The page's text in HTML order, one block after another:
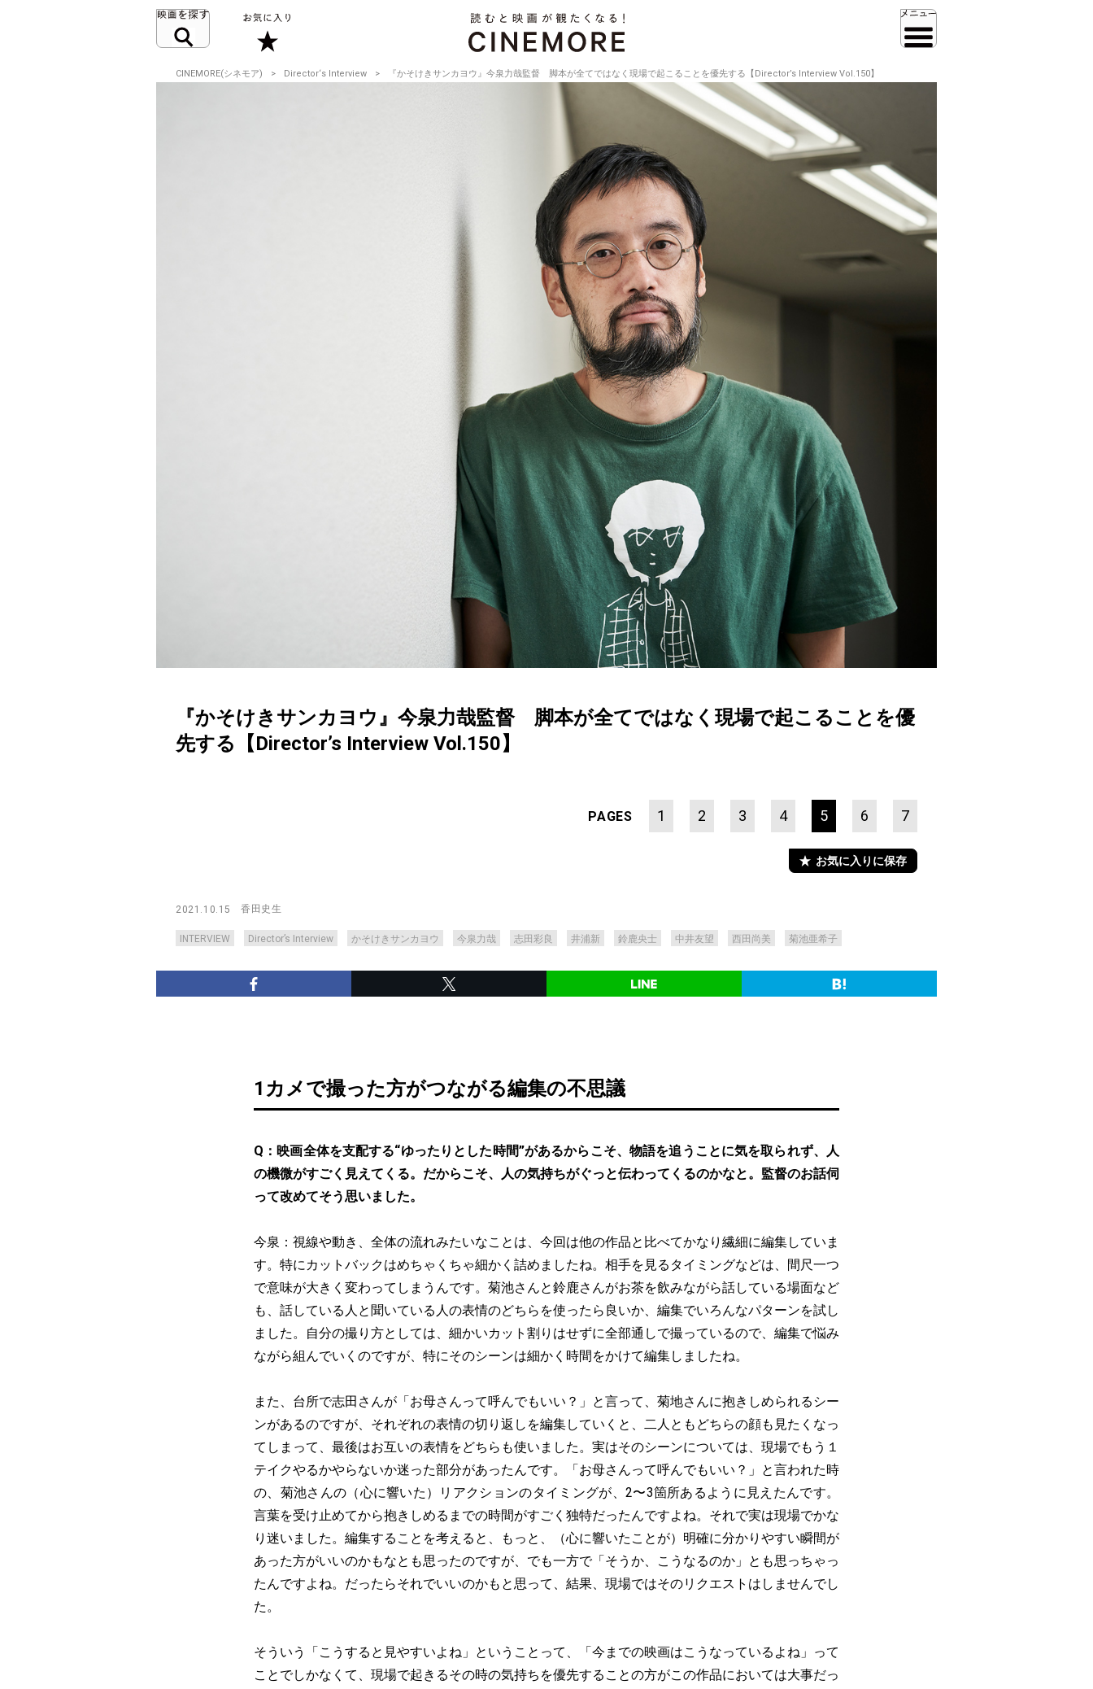
CINEMORE(シネモア) Director‘s Interview 『かそけきサンカヨウ』今泉力哉監督 脚本が全てではなく現場で起こることを優先する【Director’s Interview Vol.150】
『かそけきサンカヨウ』今泉力哉監督 脚本が全てではなく現場で起こることを優
先する【Director’s Interview Vol.150】
PAGES 1 2 3 4 5 6 7
お気に入りに保存
2021.10.15 香田史生
INTERVIEW Director’s Interview かそけきサンカヨウ 今泉力哉 志田彩良 井浦新 鈴鹿央士 中井友望 西田尚美 菊池亜希子
1カメで撮った方がつながる編集の不思議
Q：映画全体を支配する“ゆったりとした時間”があるからこそ、物語を追うことに気を取られず、人
の機微がすごく見えてくる。だからこそ、人の気持ちがぐっと伝わってくるのかなと。監督のお話伺
って改めてそう思いました。
今泉：視線や動き、全体の流れみたいなことは、今回は他の作品と比べてかなり繊細に編集していま
す。特にカットバックはめちゃくちゃ細かく詰めましたね。相手を見るタイミングなどは、間尺一つ
で意味が大きく変わってしまうんです。菊池さんと鈴鹿さんがお茶を飲みながら話している場面など
も、話している人と聞いている人の表情のどちらを使ったら良いか、編集でいろんなパターンを試し
ました。自分の撮り方としては、細かいカット割りはせずに全部通しで撮っているので、編集で悩み
ながら組んでいくのですが、特にそのシーンは細かく時間をかけて編集しましたね。
また、台所で志田さんが「お母さんって呼んでもいい？」と言って、菊地さんに抱きしめられるシー
ンがあるのですが、それぞれの表情の切り返しを編集していくと、二人ともどちらの顔も見たくなっ
てしまって、最後はお互いの表情をどちらも使いました。実はそのシーンについては、現場でもう１
テイクやるかやらないか迷った部分があったんです。「お母さんって呼んでもいい？」と言われた時
の、菊池さんの（心に響いた）リアクションのタイミングが、2〜3箇所あるように見えたんです。
言葉を受け止めてから抱きしめるまでの時間がすごく独特だったんですよね。それで実は現場でかな
り迷いました。編集することを考えると、もっと、（心に響いたことが）明確に分かりやすい瞬間が
あった方がいいのかもなとも思ったのですが、でも一方で「そうか、こうなるのか」とも思っちゃっ
たんですよね。だったらそれでいいのかもと思って、結果、現場ではそのリクエストはしませんでし
た。
そういう「こうすると見やすいよね」ということって、「今までの映画はこうなっているよね」って
ことでしかなくて、現場で起きるその時の気持ちを優先することの方がこの作品においては大事だっ